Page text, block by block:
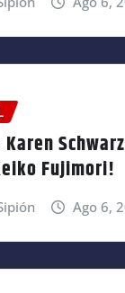
Fujimori!
Ago 6,